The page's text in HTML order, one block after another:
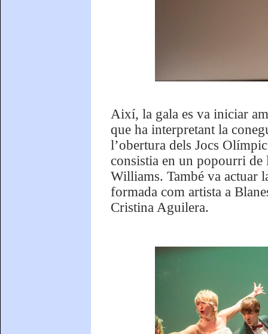
Així, la gala es va iniciar
que ha interpretant la
l’obertura dels Jocs
consistia en un popourri de
Williams. També va actuar
formada com artista a
Cristina Aguilera.